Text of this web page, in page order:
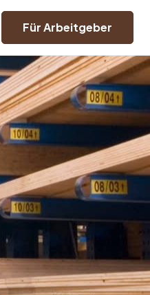
Für Arbeitgeber